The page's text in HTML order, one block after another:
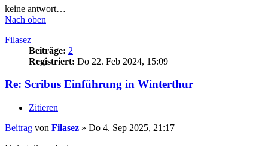
keine antwort…
Nach oben
Filasez
Beiträge: 2
Registriert: Do 22. Feb 2024, 15:09
Re: Scribus Einführung in Winterthur
Zitieren
Beitrag von Filasez » Do 4. Sep 2025, 21:17